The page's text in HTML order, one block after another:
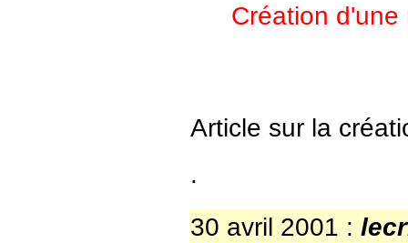
Création
Article sur la
.
30 avril 2001 :